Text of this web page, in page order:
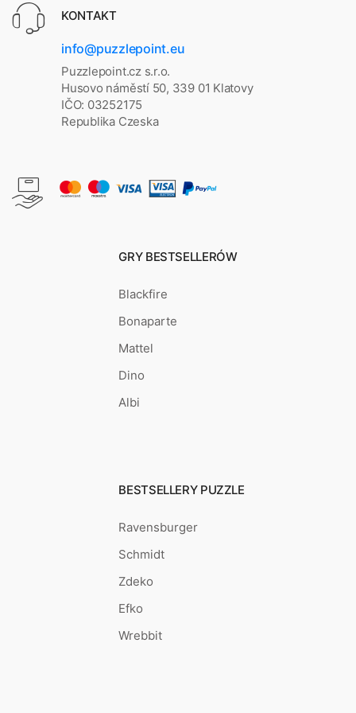
KONTAKT
info@puzzlepoint.eu
Puzzlepoint.cz s.r.o.
Husovo náměstí 50, 339 01 Klatovy
IČO: 03252175
Republika Czeska
GRY BESTSELLERÓW
Blackfire
Bonaparte
Mattel
Dino
Albi
BESTSELLERY PUZZLE
Ravensburger
Schmidt
Zdeko
Efko
Wrebbit